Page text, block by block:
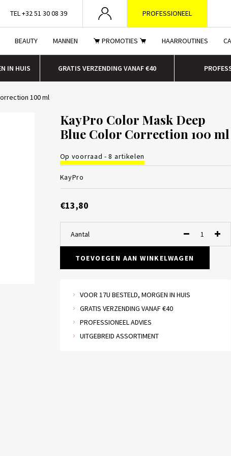
TEL +32 51 30 08 39 PROFESSIONEEL
BEAUTY MANNEN PROMOTIES HAARROUTINES
IN HUIS GRATIS VERZENDING VANAF €40
100 ml
KayPro Color Mask Deep
Blue Color Correction 100 ml
Op voorraad - 8 artikelen
KayPro
€13,80
Aantal
TOEVOEGEN AAN WINKELWAGEN
VOOR 17U BESTELD, MORGEN IN HUIS
GRATIS VERZENDING VANAF €40
PROFESSIONEEL ADVIES
UITGEBREID ASSORTIMENT